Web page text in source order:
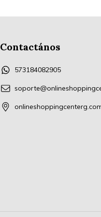
Contactános
573184082905